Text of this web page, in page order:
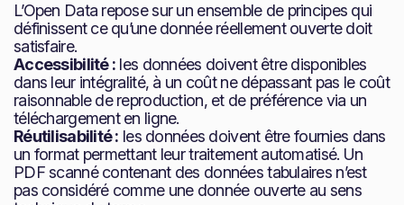
L’Open Data repose sur un ensemble de principes qui
définissent ce qu’une donnée réellement ouverte doit
satisfaire.
Accessibilité : les données doivent être disponibles
dans leur intégralité, à un coût ne dépassant pas le coût
raisonnable de reproduction, et de préférence via un
téléchargement en ligne.
Réutilisabilité : les données doivent être fournies dans
un format permettant leur traitement automatisé. Un
PDF scanné contenant des données tabulaires n’est
pas considéré comme une donnée ouverte au sens